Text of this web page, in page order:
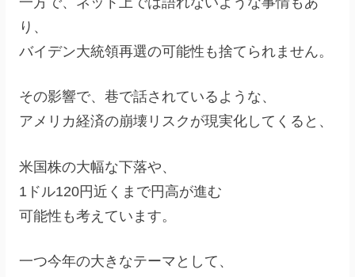
り、
バイデン大統領再選の可能性も捨てられません。
その影響で、巷で話されているような、
アメリカ経済の崩壊リスクが現実化してくると、
米国株の大幅な下落や、
1ドル120円近くまで円高が進む
可能性も考えています。
一つ今年の大きなテーマとして、